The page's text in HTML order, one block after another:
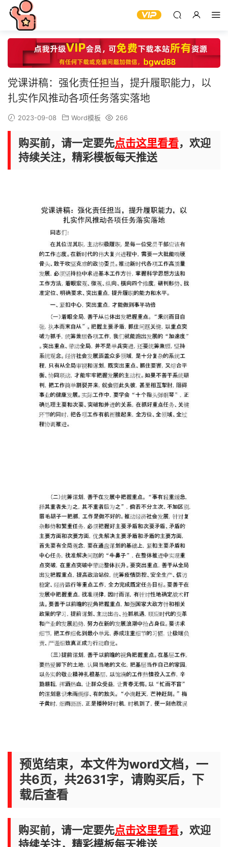
党课讲稿：强化责任担当，提升履职能力，以
扎实作风推动各项任务落实落地
2023-09-08 Word模板 266
购买前，请一定要先点击这里看看，欢迎
持续关注，精彩模板每天推送
预览结束，本文件为word文档，一
共6页，共2631字，请购买后，下
载后查看
购买前，请一定要先点击这里看看，欢迎
持续关注，精彩模板每天推送